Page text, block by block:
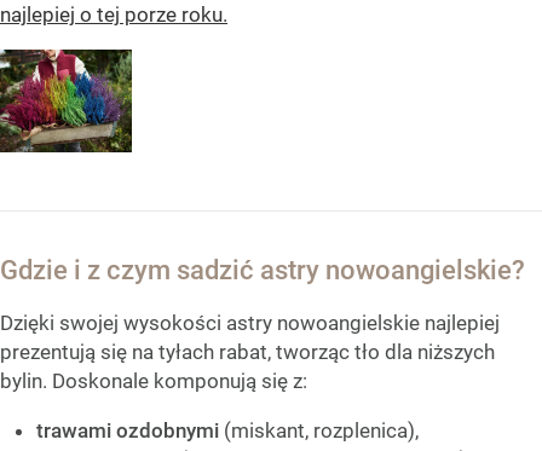
najlepiej o tej porze roku.
Gdzie i z czym sadzić astry nowoangielskie?
Dzięki swojej wysokości astry nowoangielskie najlepiej
prezentują się na tyłach rabat, tworząc tło dla niższych
bylin. Doskonale komponują się z:
trawami ozdobnymi (miskant, rozplenica),